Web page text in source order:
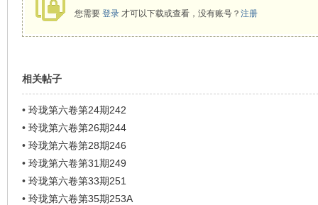
您需要 登录才可以下载或查看，没有账号？ 注册
相关帖子
• 玲珑第六卷第24期242
• 玲珑第六卷第26期244
• 玲珑第六卷第28期246
• 玲珑第六卷第31期249
• 玲珑第六卷第33期251
• 玲珑第六卷第35期253A